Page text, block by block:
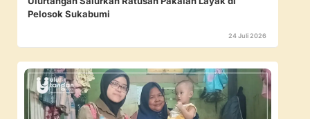
Pelosok Sukabumi
24 Juli 2026